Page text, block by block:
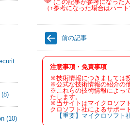
(この記事が参考になった
（↑参考になった場合はハー
前の記事
注意事項・免責事項
※技術情報につきましては
※公式な技術情報の紹介の
※これらの技術情報によっ
たします。
※当サイトはマイクロソフ
クロソフト社によるサポー
【重要】マイクロソフ
(8)
(10)